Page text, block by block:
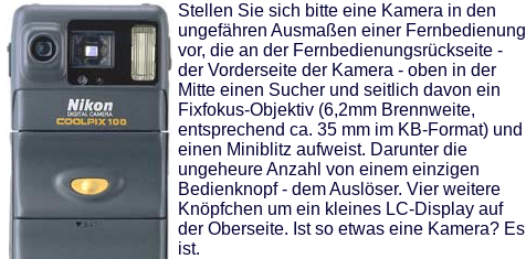
Stellen Sie sich bitte eine Kamera in den
ungefähren Ausmaßen einer Fernbedienung
vor, die an der Fernbedienungsrückseite -
der Vorderseite der Kamera - oben in der
Mitte einen Sucher und seitlich davon ein
Fixfokus-Objektiv (6,2mm Brennweite,
entsprechend ca. 35 mm im KB-Format) und
einen Miniblitz aufweist. Darunter die
ungeheure Anzahl von einem einzigen
Bedienknopf - dem Auslöser. Vier weitere
Knöpfchen um ein kleines LC-Display auf
der Oberseite. Ist so etwas eine Kamera? Es
ist.